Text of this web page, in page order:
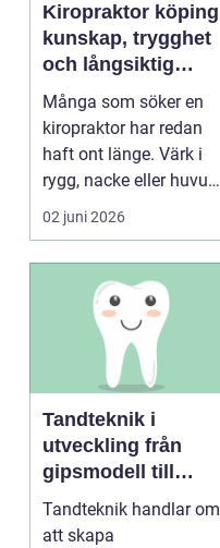
Kiropraktor köping
kunskap, trygghet
och långsiktig
hjälp för ryggen
Många som söker en
kiropraktor har redan
haft ont länge. Värk i
rygg, nacke eller huvud
blir lätt en...
02 juni 2026
Tandteknik i
utveckling från
gipsmodell till
digitalt arbetsflöde
Tandteknik handlar om
att skapa